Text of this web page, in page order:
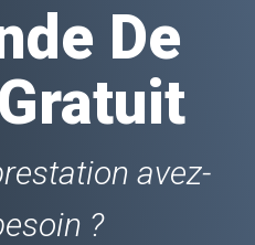
De
avez-
?